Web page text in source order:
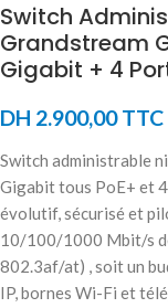
Switch
Grandstream
Gigabit + 4
DH 2.900,00TTC
Switch administrable
Gigabit tous PoE+ et
évolutif, sécurisé et
10/100/1000 Mbit/s
802.3af/at) , soit un
IP, bornes Wi-Fi et